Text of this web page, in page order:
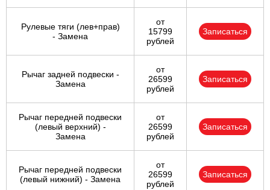
Рулевые тяги (лев+прав)
- Замена
от
15799
рублей
Записаться
Рычаг задней подвески -
Замена
от
26599
рублей
Записаться
Рычаг передней подвески
(левый верхний) -
Замена
от
26599
рублей
Записаться
Рычаг передней подвески
(левый нижний) - Замена
от
26599
рублей
Записаться